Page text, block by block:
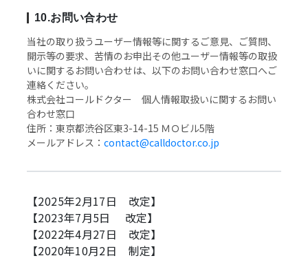
10.お問い合わせ
当社の取り扱うユーザー情報等に関するご意見、ご質問、
開示等の要求、苦情のお申出その他ユーザー情報等の取扱
いに関するお問い合わせは、以下のお問い合わせ窓口へご
連絡ください。
株式会社コールドクター 個人情報取扱いに関するお問い
合わせ窓口
住所：東京都渋谷区東3-14-15 ＭＯビル5階
メールアドレス： contact@calldoctor.co.jp
【2025年2月17日 改定】
【2023年7月5日 改定】
【2022年4月27日 改定】
【2020年10月2日 制定】